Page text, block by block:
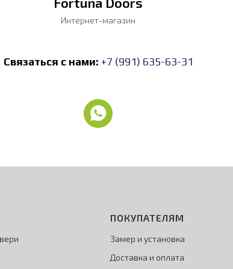
Интернет-магазин
Связаться с нами: +7 (991) 635-63-31
ПОКУПАТЕЛЯМ
Замер и установка
Доставка и оплата